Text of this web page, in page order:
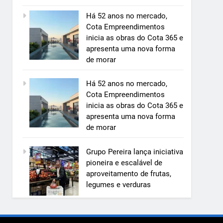
Há 52 anos no mercado,
Cota Empreendimentos
inicia as obras do Cota 365 e
apresenta uma nova forma
de morar
Há 52 anos no mercado,
Cota Empreendimentos
inicia as obras do Cota 365 e
apresenta uma nova forma
de morar
Grupo Pereira lança iniciativa
pioneira e escalável de
aproveitamento de frutas,
legumes e verduras
Grupo Pereira lança iniciativa
aproveitamento de frutas,
legumes e verduras
ECONOMIA & NEGÓCIOS
BIM transforma a construção
civil e mostra na prática como
desperdícios e acelerar obras
públicas e privadas
A 6ª edição do Prêmio ACI
OCESC de Jornalismo está com
as inscrições abertas
UTILIDADE PÚBLICA
8